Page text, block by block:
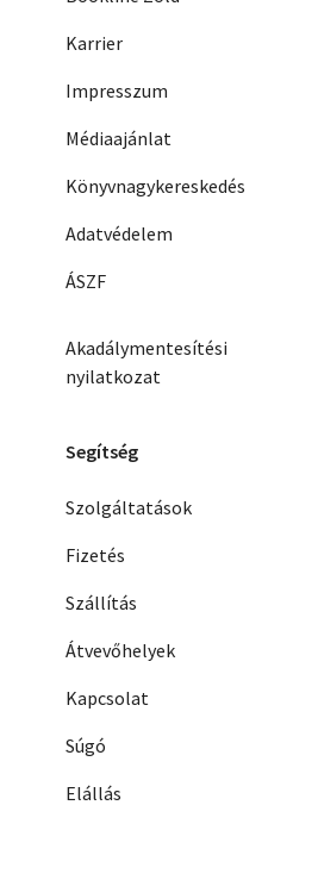
Karrier
Impresszum
Médiaajánlat
Könyvnagykereskedés
Adatvédelem
ÁSZF
Akadálymentesítési
nyilatkozat
Segítség
Szolgáltatások
Fizetés
Szállítás
Átvevőhelyek
Kapcsolat
Súgó
Elállás